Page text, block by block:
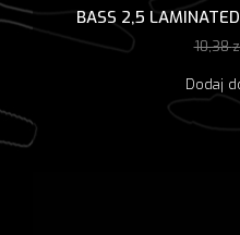
BASS 2,5
10,38
Dodaj